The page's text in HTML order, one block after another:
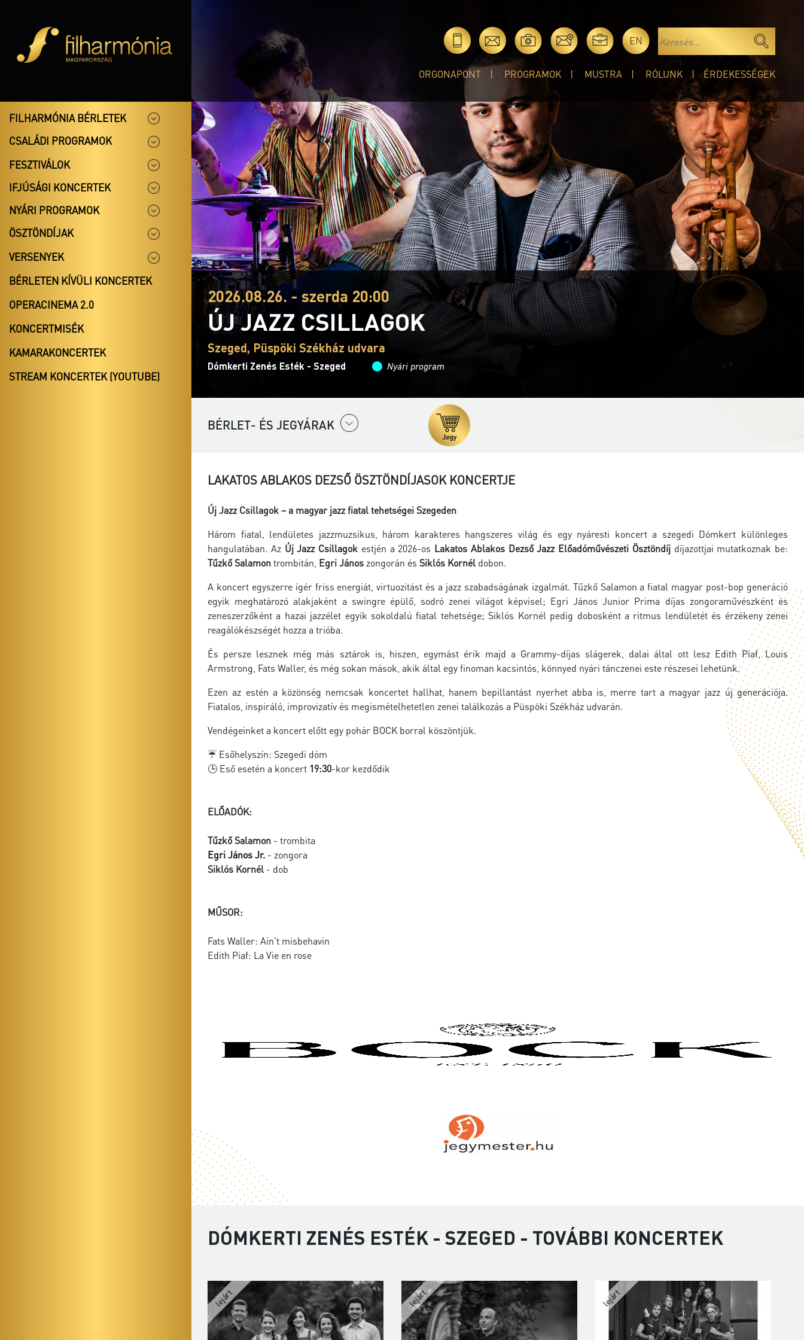
EN
ORGONAPONT PROGRAMOK MUSTRA RÓLUNK ÉRDEKESSÉGEK
FILHARMÓNIA BÉRLETEK
CSALÁDI PROGRAMOK
FESZTIVÁLOK
IFJÚSÁGI KONCERTEK
NYÁRI PROGRAMOK
ÖSZTÖNDÍJAK
VERSENYEK
BÉRLETEN KÍVÜLI KONCERTEK
OPERACINEMA 2.0
KONCERTMISÉK
KAMARAKONCERTEK
STREAM KONCERTEK (YOUTUBE)
2026.08.26. - szerda 20:00
ÚJ JAZZ CSILLAGOK
Szeged, Püspöki Székház udvara
Dómkerti Zenés Esték - Szeged Nyári program
BÉRLET- ÉS JEGYÁRAK
LAKATOS ABLAKOS DEZSŐ ÖSZTÖNDÍJASOK KONCERTJE
Új Jazz Csillagok – a magyar jazz fiatal tehetségei Szegeden
Három fiatal, lendületes jazzmuzsikus, három karakteres hangszeres világ és egy nyáresti koncert a szegedi Dómkert különleges
hangulatában. Az Új Jazz Csillagok estjén a 2026-os Lakatos Ablakos Dezső Jazz Előadóművészeti Ösztöndíjdíjazottjai mutatkoznak be:
Tűzkő Salamontrombitán, Egri Jánoszongorán és Siklós Kornél dobon.
A koncert egyszerre ígér friss energiát, virtuozitást és a jazz szabadságának izgalmát. Tűzkő Salamon a fiatal magyar post-bop generáció
egyik meghatározó alakjaként a swingre épülő, sodró zenei világot képvisel; Egri János Junior Prima díjas zongoraművészként és
zeneszerzőként a hazai jazzélet egyik sokoldalú fiatal tehetsége; Siklós Kornél pedig dobosként a ritmus lendületét és érzékeny zenei
reagálókészségét hozza a trióba.
És persze lesznek még más sztárok is, hiszen, egymást érik majd a Grammy-díjas slágerek, dalai által ott lesz Edith Piaf, Louis
Armstrong, Fats Waller, és még sokan mások, akik által egy finoman kacsintós, könnyed nyári tánczenei este részesei lehetünk.
Ezen az estén a közönség nemcsak koncertet hallhat, hanem bepillantást nyerhet abba is, merre tart a magyar jazz új generációja.
Fiatalos, inspiráló, improvizatív és megismételhetetlen zenei találkozás a Püspöki Székház udvarán.
Vendégeinket a koncert előtt egy pohár BOCK borral köszöntjük.
☔ Esőhelyszín: Szegedi dóm
🕒 Eső esetén a koncert 19:30-kor kezdődik
ELŐADÓK:
Tűzkő Salamon - trombita
Egri János Jr. - zongora
Siklós Kornél - dob
MŰSOR:
Fats Waller: Ain't misbehavin
Edith Piaf: La Vie en rose
DÓMKERTI ZENÉS ESTÉK - SZEGED - TOVÁBBI KONCERTEK